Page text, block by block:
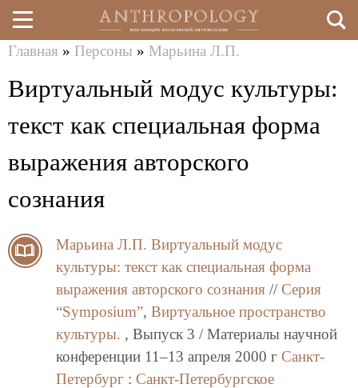
Перейти
к
здесь
Главная » Персоны » Марьина Л.П.
Виртуальный модус культуры:
текст как специальная форма
выражения авторского
сознания
Марьина Л.П. Виртуальный модус
культуры: текст как специальная форма
выражения авторского сознания // Серия
“Symposium”, Виртуальное пространство
культуры. , Выпуск 3 / Материалы научной
конференции 11–13 апреля 2000 г Санкт-
Петербург : Санкт-Петербургское